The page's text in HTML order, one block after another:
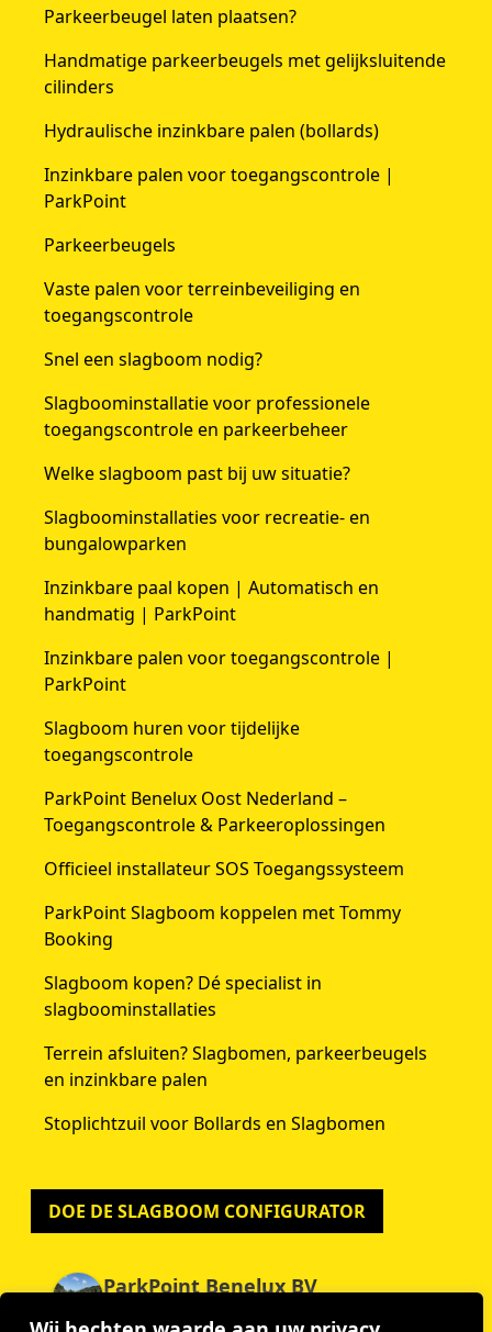
Parkeerbeugel laten plaatsen?
Handmatige parkeerbeugels met gelijksluitende
cilinders
Hydraulische inzinkbare palen (bollards)
Inzinkbare palen voor toegangscontrole |
ParkPoint
Parkeerbeugels
Vaste palen voor terreinbeveiliging en
toegangscontrole
Snel een slagboom nodig?
Slagboominstallatie voor professionele
toegangscontrole en parkeerbeheer
Welke slagboom past bij uw situatie?
Slagboominstallaties voor recreatie- en
bungalowparken
Inzinkbare paal kopen | Automatisch en
handmatig | ParkPoint
Inzinkbare palen voor toegangscontrole |
ParkPoint
Slagboom huren voor tijdelijke
toegangscontrole
ParkPoint Benelux Oost Nederland –
Toegangscontrole & Parkeeroplossingen
Officieel installateur SOS Toegangssysteem
ParkPoint Slagboom koppelen met Tommy
Booking
Slagboom kopen? Dé specialist in
slagboominstallaties
Terrein afsluiten? Slagbomen, parkeerbeugels
en inzinkbare palen
Stoplichtzuil voor Bollards en Slagbomen
DOE DE SLAGBOOM CONFIGURATOR
ParkPoint Benelux BV